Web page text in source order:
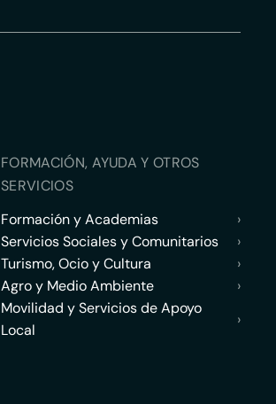
FORMACIÓN, AYUDA Y OTROS
SERVICIOS
Formación y Academias
›
Servicios Sociales y Comunitarios
›
Turismo, Ocio y Cultura
›
Agro y Medio Ambiente
›
Movilidad y Servicios de Apoyo
Local
›